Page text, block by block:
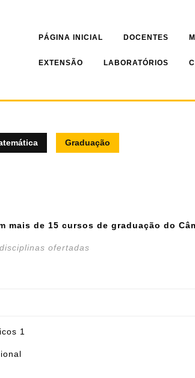
PÁGINA INICIAL DOCENTES
EXTENSÃO LABORATÓRIOS
Graduação
mais de 15 cursos de graduação do
ofertadas
1